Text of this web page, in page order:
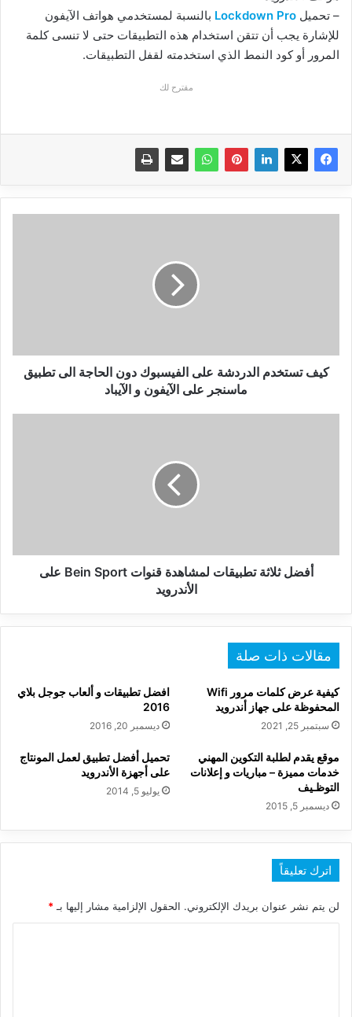
– تحميل Lockdown Pro بالنسبة لمستخدمي هواتف الآيفون
للإشارة يجب أن تتقن استخدام هذه التطبيقات حتى لا تنسى كلمة
المرور أو كود النمط الذي استخدمته لقفل التطبيقات.
مقترح لك
تطبيق
ماسنجر
كيف تستخدم الدردشة على الفيسبوك دون الحاجة الى تطبيق
ماسنجر على الآيفون و الآيباد
الأندرويد
أفضل ثلاثة تطبيقات لمشاهدة قنوات Bein Sport على
الأندرويد
مقالات ذات صلة
كيفية عرض كلمات مرور Wifi
المحفوظة على جهاز أندرويد
سبتمبر 25, 2021
افضل تطبيقات و ألعاب جوجل بلاي
2016
ديسمبر 20, 2016
موقع يقدم لطلبة التكوين المهني
خدمات مميزة – مباريات و إعلانات
التوظـيف
ديسمبر 5, 2015
تحميل أفضل تطبيق لعمل المونتاج
على أجهزة الأندرويد
يوليو 5, 2014
اترك تعليقاً
لن يتم نشر عنوان بريدك الإلكتروني. الحقول الإلزامية مشار إليها بـ *